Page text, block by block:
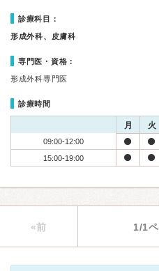
診療科目：
形成外科、皮膚科
専門医・資格：
形成外科専門医
診療時間
月 火
09:00-12:00
15:00-19:00
«前 1/1